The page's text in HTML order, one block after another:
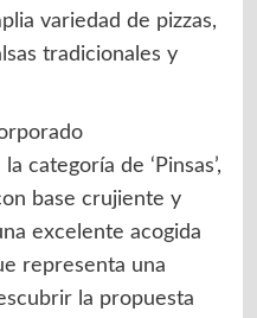
variedad de pizzas,
tradicionales y
categoría de ‘Pinsas’,
base crujiente y
excelente acogida
representa una
la propuesta